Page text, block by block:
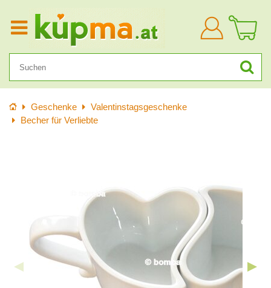
Anmelden
StartseiteGeschenke
Valentinstagsgeschenke
Becher für Verliebte